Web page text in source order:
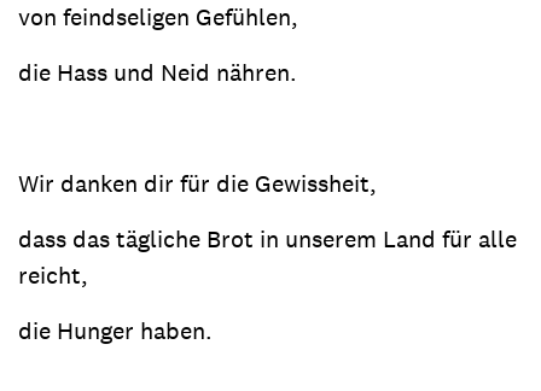
von feindseligen Gefühlen,
die Hass und Neid nähren.
Wir danken dir für die Gewissheit,
dass das tägliche Brot in unserem Land für alle
reicht,
die Hunger haben.